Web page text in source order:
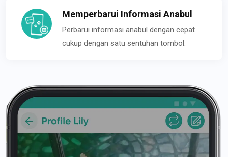
Memperbarui Informasi Anabul
Perbarui informasi anabul dengan cepat
cukup dengan satu sentuhan tombol.